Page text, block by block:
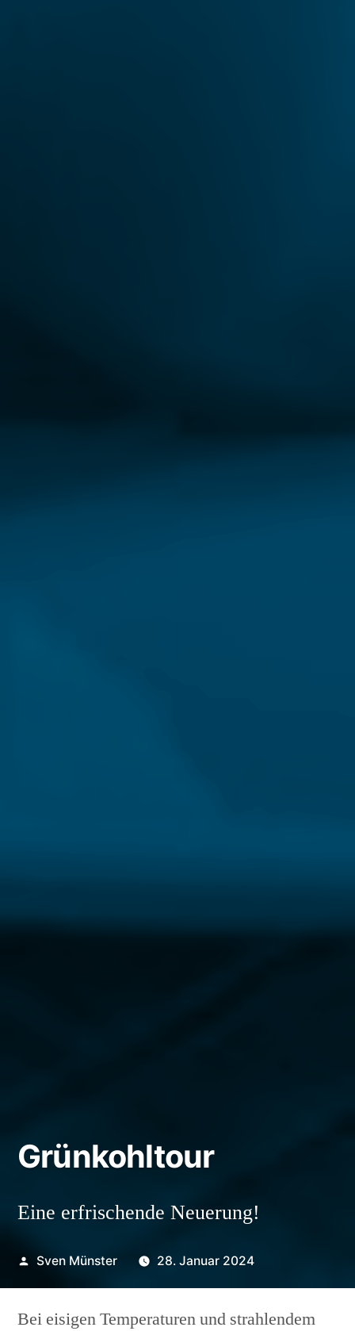
Grünkohltour
Eine erfrischende Neuerung!
Veröffentlicht
Sven Münster 28. Januar 2024
Bei eisigen Temperaturen und strahlendem